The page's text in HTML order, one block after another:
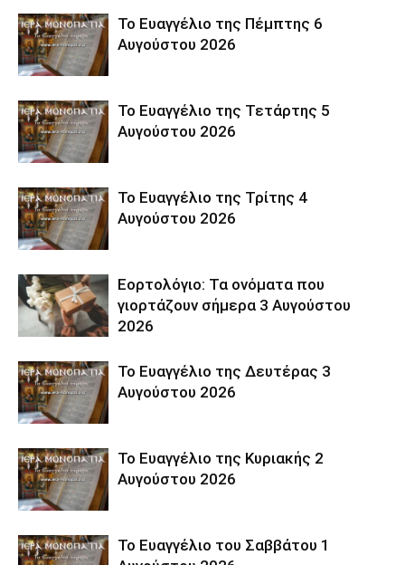
Το Ευαγγέλιο της Πέμπτης 6
Αυγούστου 2026
Το Ευαγγέλιο της Τετάρτης 5
Αυγούστου 2026
Το Ευαγγέλιο της Τρίτης 4
Αυγούστου 2026
Εορτολόγιο: Τα ονόματα που
γιορτάζουν σήμερα 3 Αυγούστου
2026
Το Ευαγγέλιο της Δευτέρας 3
Αυγούστου 2026
Το Ευαγγέλιο της Κυριακής 2
Αυγούστου 2026
Το Ευαγγέλιο του Σαββάτου 1